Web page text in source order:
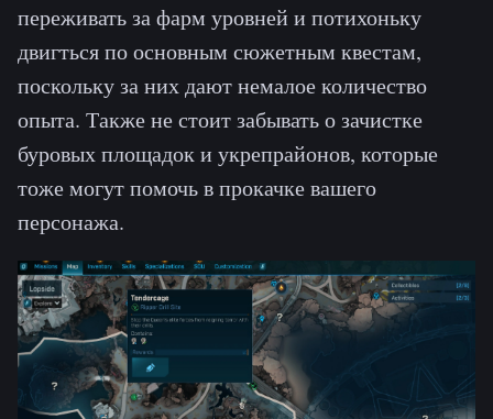
переживать за фарм уровней и потихоньку
двигться по основным сюжетным квестам,
поскольку за них дают немалое количество
опыта. Также не стоит забывать о зачистке
буровых площадок и укрепрайонов, которые
тоже могут помочь в прокачке вашего
персонажа.